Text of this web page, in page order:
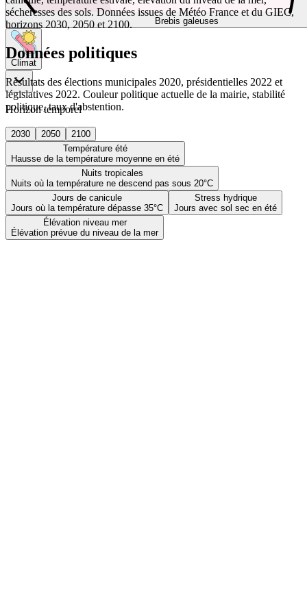
Brebis galeuses
Climat
Horizon temporel
2030 2050
2100
Température été
Hausse de la température moyenne en été
Nuits tropicales
Nuits où la température ne descend pas sous 20°C
Jours de canicule
Jours où la température dépasse 35°C
Stress hydrique
Jours avec sol sec en été
Élévation niveau mer
Élévation prévue du niveau de la mer
sécheresses des sols. Données issues de Météo France et du GIEC,
horizons 2030, 2050 et 2100.
Données politiques
Résultats des élections municipales 2020, présidentielles 2022 et
législatives 2022. Couleur politique actuelle de la mairie, stabilité
politique, taux d'abstention.